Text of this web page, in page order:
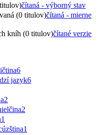
čítaná - výborný stav
(0 titulov)čítaná - mierne
kníh (0 titulov)čítané verzie
6
jazyk6
2
2
1
1